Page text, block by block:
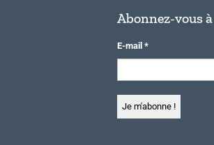
Abonnez-vous
E-mail *